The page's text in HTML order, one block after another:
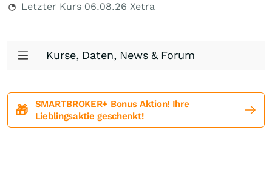
Letzter Kurs 06.08.26 Xetra
Kurse, Daten, News & Forum
🎁
SMARTBROKER+ Bonus Aktion! Ihre
Lieblingsaktie geschenkt!